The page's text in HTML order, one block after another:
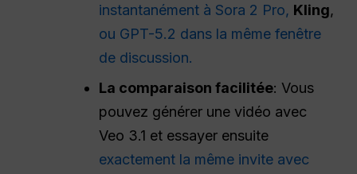
instantanément à Sora 2 Pro, Kling,
ou GPT-5.2 dans la même fenêtre
de discussion.
La comparaison facilitée: Vous
pouvez générer une vidéo avec
Veo 3.1 et essayer ensuite
exactement la même invite avec